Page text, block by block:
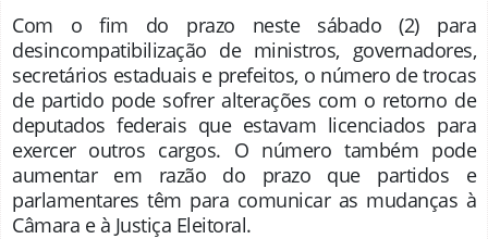
Com o fim do prazo neste sábado (2) para
desincompatibilização de ministros, governadores,
secretários estaduais e prefeitos, o número de trocas
de partido pode sofrer alterações com o retorno de
deputados federais que estavam licenciados para
exercer outros cargos. O número também pode
aumentar em razão do prazo que partidos e
parlamentares têm para comunicar as mudanças à
Câmara e à Justiça Eleitoral.